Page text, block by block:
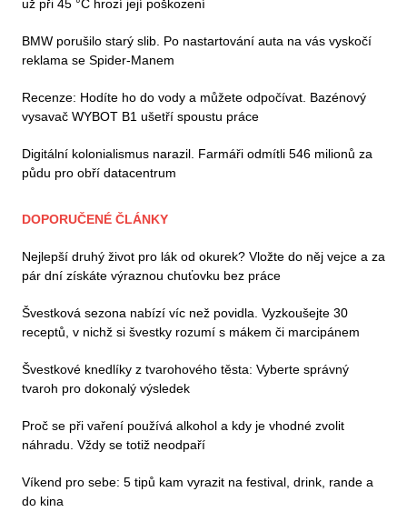
už při 45 °C hrozí její poškození
BMW porušilo starý slib. Po nastartování auta na vás vyskočí
reklama se Spider-Manem
Recenze: Hodíte ho do vody a můžete odpočívat. Bazénový
vysavač WYBOT B1 ušetří spoustu práce
Digitální kolonialismus narazil. Farmáři odmítli 546 milionů za
půdu pro obří datacentrum
DOPORUČENÉ ČLÁNKY
Nejlepší druhý život pro lák od okurek? Vložte do něj vejce a za
pár dní získáte výraznou chuťovku bez práce
Švestková sezona nabízí víc než povidla. Vyzkoušejte 30
receptů, v nichž si švestky rozumí s mákem či marcipánem
Švestkové knedlíky z tvarohového těsta: Vyberte správný
tvaroh pro dokonalý výsledek
Proč se při vaření používá alkohol a kdy je vhodné zvolit
náhradu. Vždy se totiž neodpaří
Víkend pro sebe: 5 tipů kam vyrazit na festival, drink, rande a
do kina